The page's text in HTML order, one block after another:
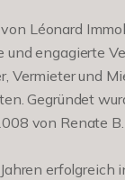
Léonard
und engagierte
Vermieter und
Gegründet
von Renate
erfolgreich